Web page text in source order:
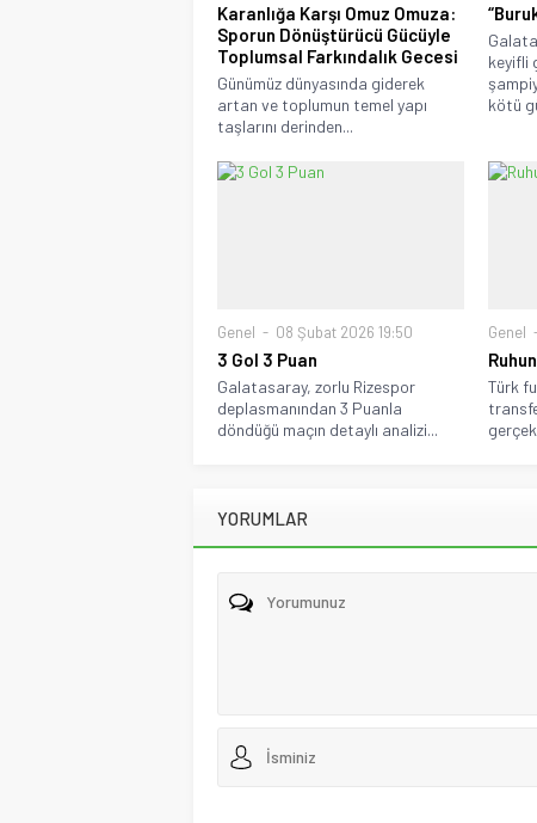
Karanlığa Karşı Omuz Omuza:
Sporun Dönüştürücü Gücüyle
Toplumsal Farkındalık Gecesi
Günümüz dünyasında giderek
artan ve toplumun temel yapı
taşlarını derinden...
keyifli
kötü
Genel 08 Şubat 2026 19:50
3 Gol 3 Puan
Galatasaray, zorlu Rizespor
deplasmanından 3 Puanla
döndüğü maçın detaylı analizi...
Genel
Türk
YORUMLAR